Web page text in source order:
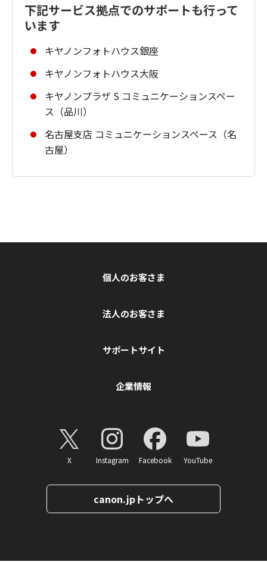
下記サービス拠点でのサポートも行って
います
キヤノンフォトハウス銀座
キヤノンフォトハウス大阪
キヤノンプラザ S コミュニケーションスペー
ス（品川）
名古屋支店 コミュニケーションスペース（名
古屋）
個人のお客さま
法人のお客さま
サポートサイト
企業情報
X Instagram Facebook YouTube
canon.jpトップへ